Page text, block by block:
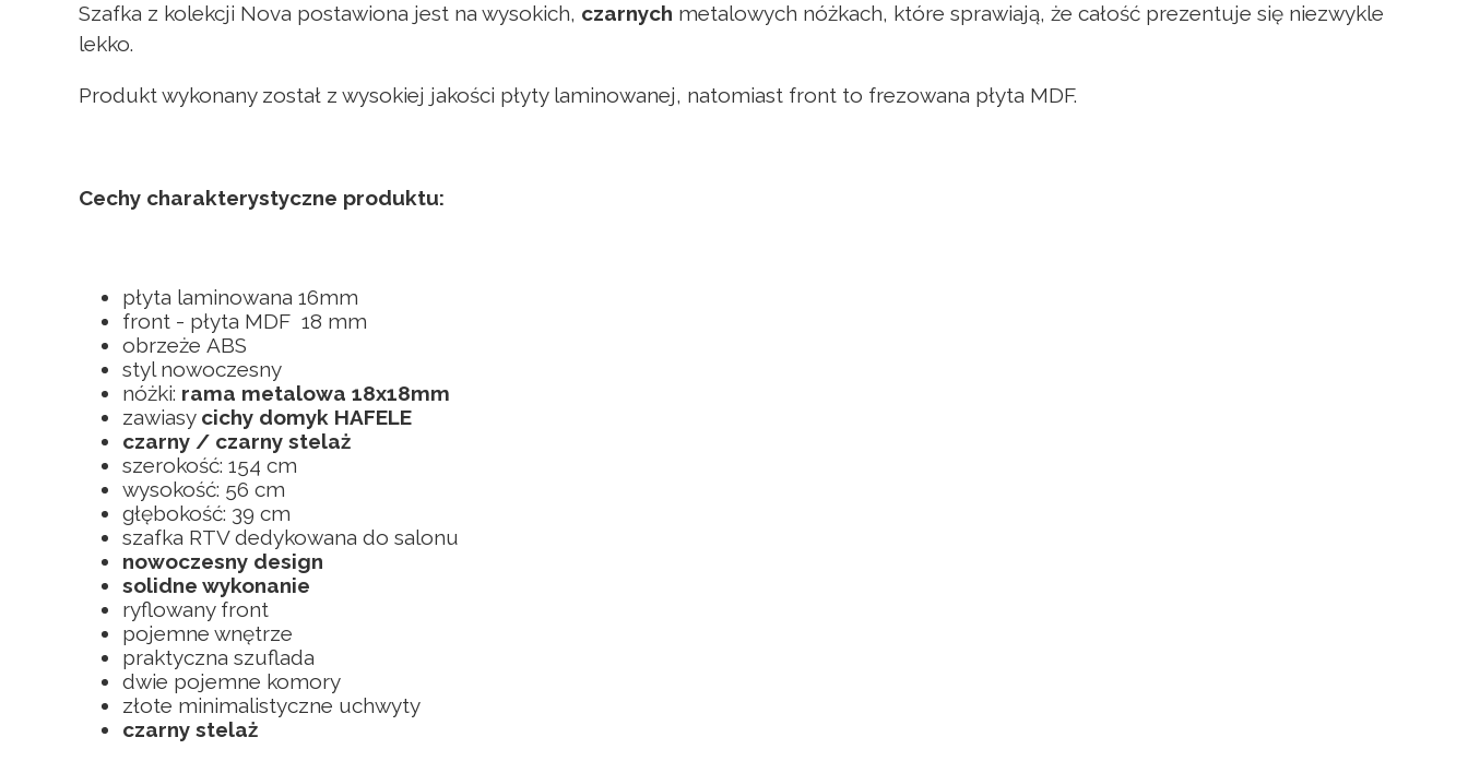
Szafka z kolekcji Nova postawiona jest na wysokich, czarnych metalowych nóżkach, które sprawiają, że całość prezentuje się niezwykle
lekko.
Produkt wykonany został z wysokiej jakości płyty laminowanej, natomiast front to frezowana płyta MDF.
Cechy charakterystyczne produktu:
płyta laminowana 16mm
front - płyta MDF 18 mm
obrzeże ABS
styl nowoczesny
nóżki: rama metalowa 18x18mm
zawiasy cichy domyk HAFELE
czarny / czarny stelaż
szerokość: 154 cm
wysokość: 56 cm
głębokość: 39 cm
szafka RTV dedykowana do salonu
nowoczesny design
solidne wykonanie
ryflowany front
pojemne wnętrze
praktyczna szuflada
dwie pojemne komory
złote minimalistyczne uchwyty
czarny stelaż